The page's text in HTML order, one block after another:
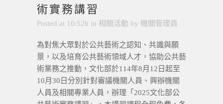
術實務講習
Posted at 10:52h in 相關活動 by 機關管理員
為對焦大眾對於公共藝術之認知、共識與願
景，以及培育公共藝術領域人才，協助公共藝
術業務之推動，文化部於114年8月12日起至
10月30日分別針對審議機關人員、興辦機關
人員及相關專業人員，辦理「2025文化部公